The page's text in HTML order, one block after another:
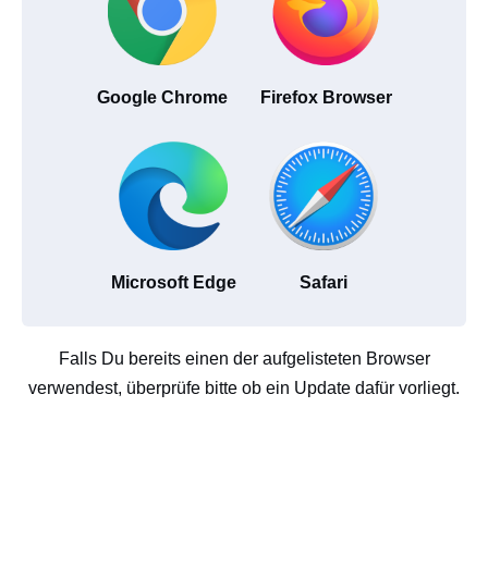
Google Chrome Firefox Browser
Microsoft Edge Safari
Falls Du bereits einen der aufgelisteten Browser
verwendest, überprüfe bitte ob ein Update dafür vorliegt.